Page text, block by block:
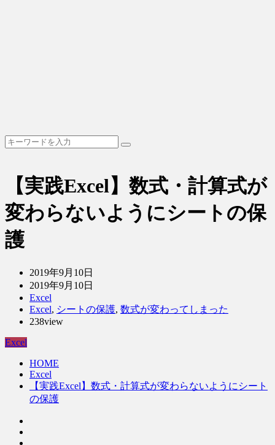
【実践Excel】数式・計算式が
変わらないようにシートの保
護
2019年9月10日
2019年9月10日
Excel
Excel, シートの保護, 数式が変わってしまった
238view
Excel
HOME
Excel
【実践Excel】数式・計算式が変わらないようにシート
の保護